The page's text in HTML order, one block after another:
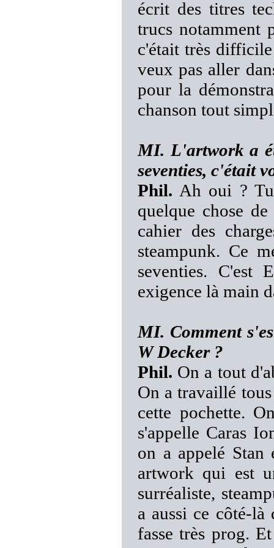
écrit des titres
trucs notamment
c'était très
veux pas aller
pour la
chanson tout
MI. L'artwork a
seventies, c'était
Phil. Ah oui ?
quelque chose
cahier des
steampunk. Ce
seventies. C'est
exigence là main
MI. Comment
W Decker ?
Phil. On a tout
On a travaillé
cette pochette.
s'appelle Caras
on a appelé
artwork qui est
surréaliste,
a aussi ce côté-
fasse très prog.